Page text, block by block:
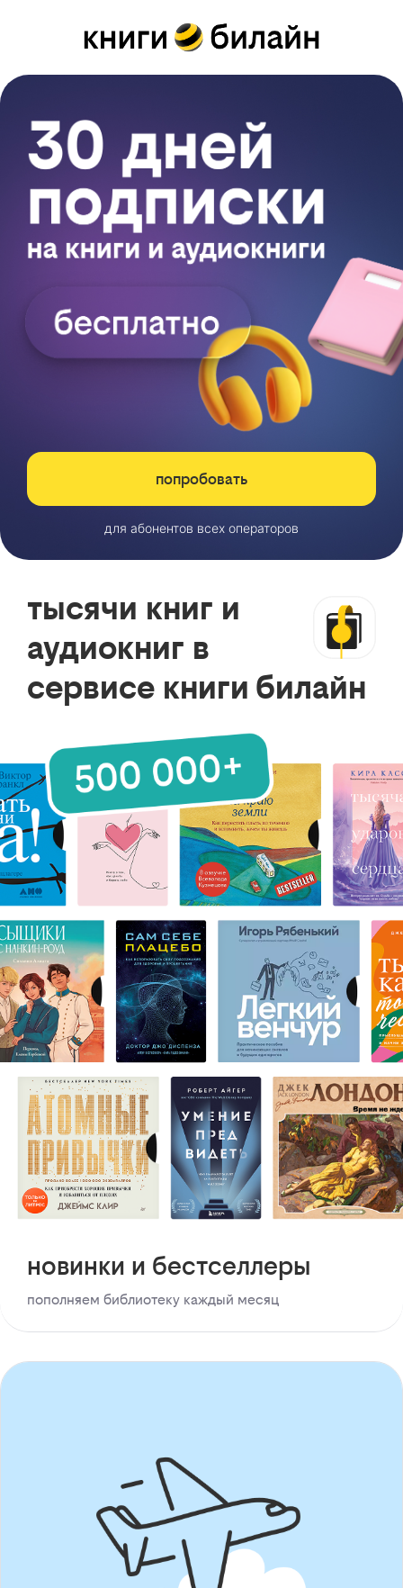
попробовать
для абонентов всех операторов
тысячи книг и
аудиокниг в
сервисе книги билайн
новинки и бестселлеры
пополняем библиотеку каждый месяц